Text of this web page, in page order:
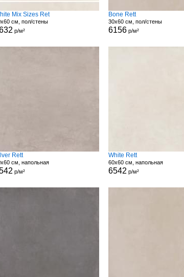
Mix Sizes Ret
см, пол/стены
р/м²
Bone Rett
30x60 см, пол/стены
6156 р/м²
Rett
см, напольная
р/м²
White Rett
60x60 см, напольная
6542 р/м²